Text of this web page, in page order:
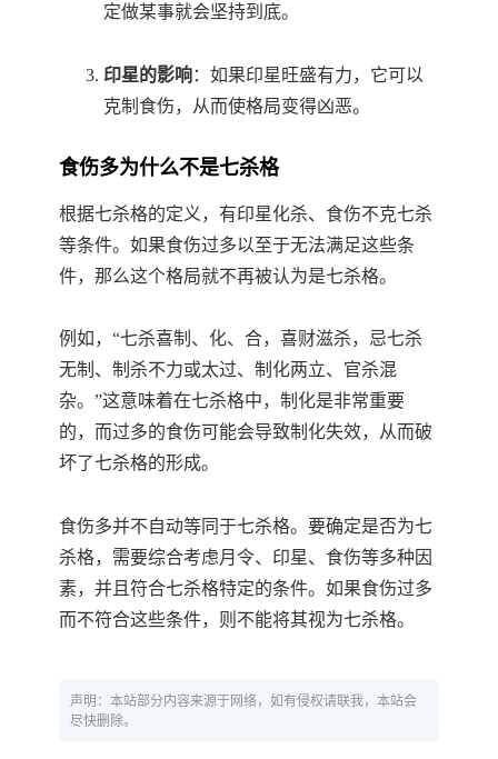
定做某事就会坚持到底。
印星的影响：如果印星旺盛有力，它可以
克制食伤，从而使格局变得凶恶。
食伤多为什么不是七杀格
根据七杀格的定义，有印星化杀、食伤不克七杀
等条件。如果食伤过多以至于无法满足这些条
件，那么这个格局就不再被认为是七杀格。
例如，“七杀喜制、化、合，喜财滋杀，忌七杀
无制、制杀不力或太过、制化两立、官杀混
杂。”这意味着在七杀格中，制化是非常重要
的，而过多的食伤可能会导致制化失效，从而破
坏了七杀格的形成。
食伤多并不自动等同于七杀格。要确定是否为七
杀格，需要综合考虑月令、印星、食伤等多种因
素，并且符合七杀格特定的条件。如果食伤过多
而不符合这些条件，则不能将其视为七杀格。
声明：本站部分内容来源于网络，如有侵权请联我，本站会
尽快删除。